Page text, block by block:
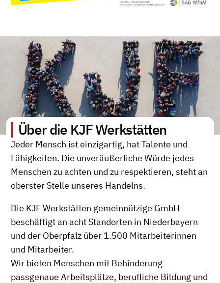
Über die KJF Werkstätten
Jeder Mensch ist einzigartig, hat Talente und
Fähigkeiten. Die unveräußerliche Würde jedes
Menschen zu achten und zu respektieren, steht an
oberster Stelle unseres Handelns.
Die KJF Werkstätten gemeinnützige GmbH
beschäftigt an acht Standorten in Niederbayern
und der Oberpfalz über 1.500 Mitarbeiterinnen
und Mitarbeiter.
Wir bieten Menschen mit Behinderung
passgenaue Arbeitsplätze, berufliche Bildung und